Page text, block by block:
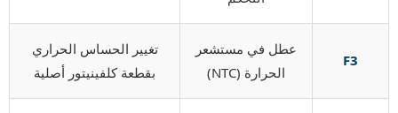
F3
عطل في مستشعر
الحرارة (NTC)
تغيير الحساس الحراري
بقطعة كلفينيتور أصلية